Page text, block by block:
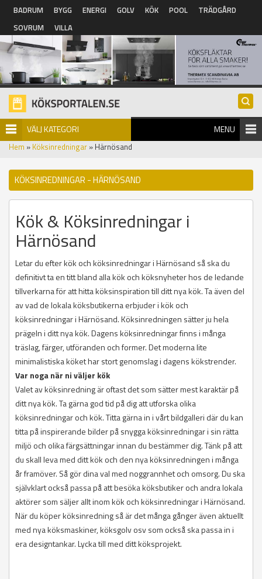
Hoppa till huvudinnehåll
BADRUM BYGG ENERGI GOLV KÖK POOL
TRÄDGÅRD
SOVRUM
VILLA
VÄLJ KATEGORI MENU
Hem » Köksinredningar » Härnösand
KÖKSINREDNINGAR - HÄRNÖSAND
Kök & Köksinredningar i
Härnösand
Letar du efter kök och köksinredningar i Härnösand så ska du
definitivt ta en titt bland alla kök och köksnyheter hos de ledande
tillverkarna för att hitta köksinspiration till ditt nya kök. Ta även del
av vad de lokala köksbutikerna erbjuder i kök och
köksinredningar i Härnösand. Köksinredningen sätter ju hela
prägeln i ditt nya kök. Dagens köksinredningar finns i många
träslag, färger, utföranden och former. Det moderna lite
minimalistiska köket har stort genomslag i dagens kökstrender.
Var noga när ni väljer kök
Valet av köksinredning är oftast det som sätter mest karaktär på
ditt nya kök. Ta gärna god tid på dig att utforska olika
köksinredningar och kök. Titta gärna in i vårt bildgalleri där du kan
titta på inspirerande bilder på snygga köksinredningar i sin rätta
miljö och olika färgsättningar innan du bestämmer dig. Tänk på att
du skall leva med ditt kök och den nya köksinredningen i många
år framöver. Så gör dina val med noggrannhet och omsorg. Du ska
självklart också passa på att besöka köksbutiker och andra lokala
aktörer som säljer allt inom kök och köksinredningar i Härnösand.
När du köper köksinredning så är det många gånger även aktuellt
med nya köksmaskiner, köksgolv osv som också ska passa in i
era designtankar. Lycka till med ditt köksprojekt.